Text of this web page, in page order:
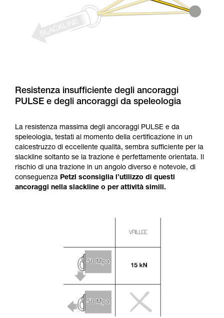
Resistenza insufficiente degli ancoraggi
PULSE e degli ancoraggi da speleologia
La resistenza massima degli ancoraggi PULSE e da
speleologia, testati al momento della certificazione in un
calcestruzzo di eccellente qualità, sembra sufficiente per la
slackline soltanto se la trazione è perfettamente orientata. Il
rischio di una trazione in un angolo diverso è notevole, di
conseguenza Petzl sconsiglia l’utilizzo di questi
ancoraggi nella slackline o per attività simili.